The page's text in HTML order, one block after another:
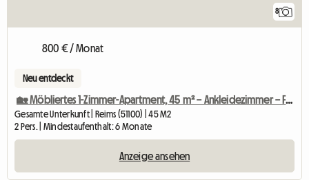
8
800 € / Monat
Neu entdeckt
🏡 Möbliertes 1-Zimmer-Apartment, 45 m² – Ankleidezimmer – Fußbodenheizung – Reims
Gesamte Unterkunft | Reims (51100) | 45 M2
2 Pers. | Mindestaufenthalt: 6 Monate
Anzeige ansehen